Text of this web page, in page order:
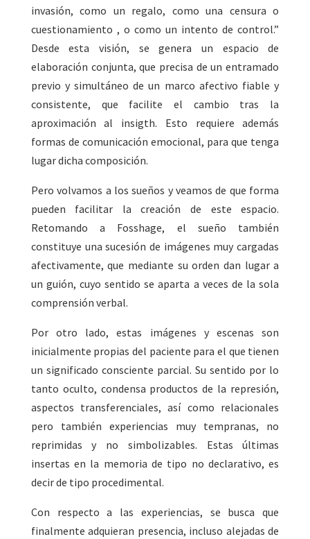
invasión, como un regalo, como una censura o
cuestionamiento , o como un intento de control.”
Desde esta visión, se genera un espacio de
elaboración conjunta, que precisa de un entramado
previo y simultáneo de un marco afectivo fiable y
consistente, que facilite el cambio tras la
aproximación al insigth. Esto requiere además
formas de comunicación emocional, para que tenga
lugar dicha composición.
Pero volvamos a los sueños y veamos de que forma
pueden facilitar la creación de este espacio.
Retomando a Fosshage, el sueño también
constituye una sucesión de imágenes muy cargadas
afectivamente, que mediante su orden dan lugar a
un guión, cuyo sentido se aparta a veces de la sola
comprensión verbal.
Por otro lado, estas imágenes y escenas son
inicialmente propias del paciente para el que tienen
un significado consciente parcial. Su sentido por lo
tanto oculto, condensa productos de la represión,
aspectos transferenciales, así como relacionales
pero también experiencias muy tempranas, no
reprimidas y no simbolizables. Estas últimas
insertas en la memoria de tipo no declarativo, es
decir de tipo procedimental.
Con respecto a las experiencias, se busca que
finalmente adquieran presencia, incluso alejadas de